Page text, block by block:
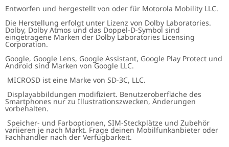
Entworfen und hergestellt von oder für Motorola Mobility LLC.
Die Herstellung erfolgt unter Lizenz von Dolby Laboratories.
Dolby, Dolby Atmos und das Doppel-D-Symbol sind
eingetragene Marken der Dolby Laboratories Licensing
Corporation.
Google, Google Lens, Google Assistant, Google Play Protect und
Android sind Marken von Google LLC.
MICROSD ist eine Marke von SD-3C, LLC.
Displayabbildungen modifiziert. Benutzeroberfläche des
Smartphones nur zu Illustrationszwecken, Änderungen
vorbehalten.
Speicher- und Farboptionen, SIM-Steckplätze und Zubehör
variieren je nach Markt. Frage deinen Mobilfunkanbieter oder
Fachhändler nach der Verfügbarkeit.